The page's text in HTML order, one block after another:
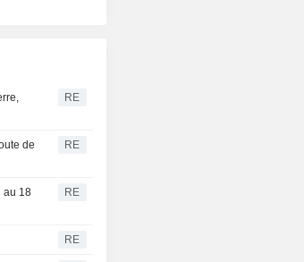
RE
de
RE
au 18
RE
RE